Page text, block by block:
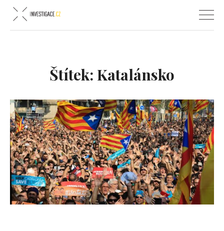
Štítek: Katalánsko